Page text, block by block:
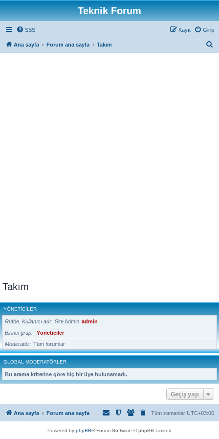
Teknik Forum
SSS Giriş
Kayıt
Ana sayfa Forum ana sayfa Takım
Takım
YÖNETICILER
Rütbe, Kullanıcı adı Site Admin admin
Birinci grup
Yöneticiler
Moderatör
Tüm forumlar
GLOBAL MODERATÖRLER
Bu arama kriterine göre hiç bir üye bulunamadı.
Geçiş yap
Ana sayfa Forum ana sayfa Tüm zamanlar UTC+03:00
Powered by phpBB® Forum Software © phpBB Limited